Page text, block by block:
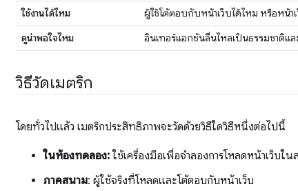
ใช้งานได้ไหม
ผู้ใช้โต้ตอบกับหน้าเว็บได้ไหม หรือหน้าเ
ดูน่าพอใจไหม
อินเทอร์แอกชันลื่นไหลเป็นธรรมชาติแ
วิธีวัดเมตริก
โดยทั่วไปแล้ว เมตริกประสิทธิภาพจะวัดด้วยวิธีใดวิธีหนึ่งต่อไปนี้
ในห้องทดลอง: ใช้เครื่องมือเพื่อจําลองการโหลดหน้าเว็บ
ภาคสนาม: ผู้ใช้จริงที่โหลดและโต้ตอบกับหน้าเว็บ